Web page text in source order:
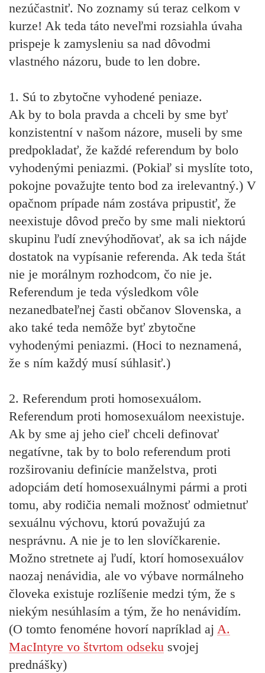
nezúčastniť. No zoznamy sú teraz celkom v
kurze! Ak teda táto neveľmi rozsiahla úvaha
prispeje k zamysleniu sa nad dôvodmi
vlastného názoru, bude to len dobre.
1. Sú to zbytočne vyhodené peniaze.
Ak by to bola pravda a chceli by sme byť
konzistentní v našom názore, museli by sme
predpokladať, že každé referendum by bolo
vyhodenými peniazmi. (Pokiaľ si myslíte toto,
pokojne považujte tento bod za irelevantný.) V
opačnom prípade nám zostáva pripustiť, že
neexistuje dôvod prečo by sme mali niektorú
skupinu ľudí znevýhodňovať, ak sa ich nájde
dostatok na vypísanie referenda. Ak teda štát
nie je morálnym rozhodcom, čo nie je.
Referendum je teda výsledkom vôle
nezanedbateľnej časti občanov Slovenska, a
ako také teda nemôže byť zbytočne
vyhodenými peniazmi. (Hoci to neznamená,
že s ním každý musí súhlasiť.)
2. Referendum proti homosexuálom.
Referendum proti homosexuálom neexistuje.
Ak by sme aj jeho cieľ chceli definovať
negatívne, tak by to bolo referendum proti
rozširovaniu definície manželstva, proti
adopciám detí homosexuálnymi pármi a proti
tomu, aby rodičia nemali možnosť odmietnuť
sexuálnu výchovu, ktorú považujú za
nesprávnu. A nie je to len slovíčkarenie.
Možno stretnete aj ľudí, ktorí homosexuálov
naozaj nenávidia, ale vo výbave normálneho
človeka existuje rozlíšenie medzi tým, že s
niekým nesúhlasím a tým, že ho nenávidím.
(O tomto fenoméne hovorí napríklad aj A.
MacIntyre vo štvrtom odseku svojej
prednášky)